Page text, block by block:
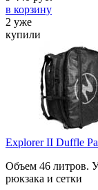
в корзину
2 уже
купили
Explorer II Duffle
Объем 46 литров.
рюкзака и сетки